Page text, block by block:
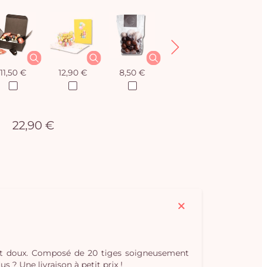
22,90 €
11,50 € 12,90 € 8,50 €
Composé de 20 tiges soigneusement
? Une livraison à petit prix !